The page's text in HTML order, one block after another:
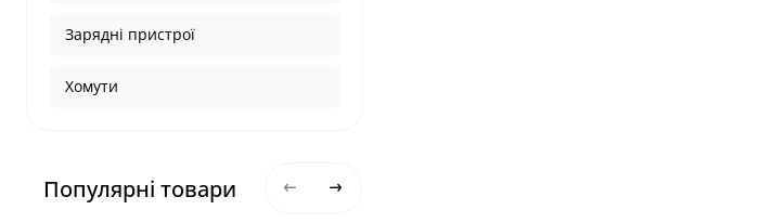
Зарядні пристрої
Хомути
Популярні товари